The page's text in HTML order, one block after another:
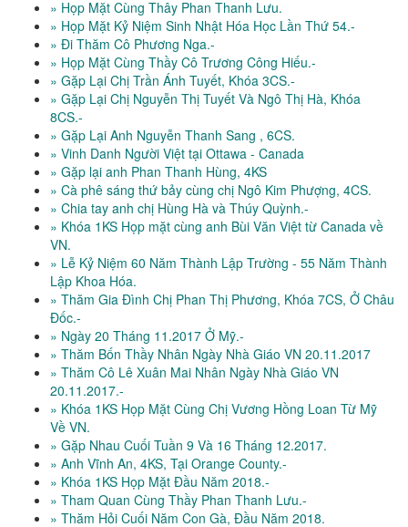
» Họp Mặt Cùng Thây Phan Thanh Lưu.
» Họp Mặt Kỷ Niệm Sinh Nhật Hóa Học Lần Thứ 54.-
» Đi Thăm Cô Phương Nga.-
» Họp Mặt Cùng Thầy Cô Trương Công Hiếu.-
» Gặp Lại Chị Trần Ánh Tuyết, Khóa 3CS.-
» Gặp Lại Chị Nguyễn Thị Tuyết Và Ngô Thị Hà, Khóa
8CS.-
» Gặp Lại Anh Nguyễn Thanh Sang , 6CS.
» Vinh Danh Người Việt tại Ottawa - Canada
» Gặp lại anh Phan Thanh Hùng, 4KS
» Cà phê sáng thứ bảy cùng chị Ngô Kim Phượng, 4CS.
» Chia tay anh chị Hùng Hà và Thúy Quỳnh.-
» Khóa 1KS Họp mặt cùng anh Bùi Văn Việt từ Canada về
VN.
» Lễ Kỷ Niệm 60 Năm Thành Lập Trường - 55 Năm Thành
Lập Khoa Hóa.
» Thăm Gia Đình Chị Phan Thị Phương, Khóa 7CS, Ở Châu
Đốc.-
» Ngày 20 Tháng 11.2017 Ở Mỹ.-
» Thăm Bốn Thầy Nhân Ngày Nhà Giáo VN 20.11.2017
» Thăm Cô Lê Xuân Mai Nhân Ngày Nhà Giáo VN
20.11.2017.-
» Khóa 1KS Họp Mặt Cùng Chị Vương Hồng Loan Từ Mỹ
Về VN.
» Gặp Nhau Cuối Tuần 9 Và 16 Tháng 12.2017.
» Anh Vĩnh An, 4KS, Tại Orange County.-
» Khóa 1KS Họp Mặt Đầu Năm 2018.-
» Tham Quan Cùng Thầy Phan Thanh Lưu.-
» Thăm Hỏi Cuối Năm Con Gà, Đầu Năm 2018.